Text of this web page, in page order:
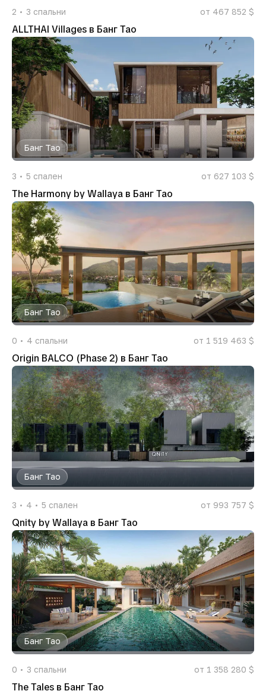
2 3 спальни от 467 852 $
ALLTHAI Villages в Банг Тао
Банг Тао
3 5 спален от 627 103 $
The Harmony by Wallaya в Банг Тао
Банг Тао
0 4 спальни от 1 519 463 $
Origin BALCO (Phase 2) в Банг Тао
Банг Тао
3 4 5 спален от 993 757 $
Qnity by Wallaya в Банг Тао
Банг Тао
0 3 спальни от 1 358 280 $
The Tales в Банг Тао